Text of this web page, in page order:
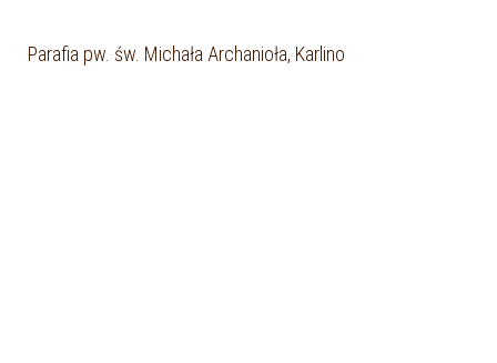
Parafia pw. św. Michała Archanioła, Karlino